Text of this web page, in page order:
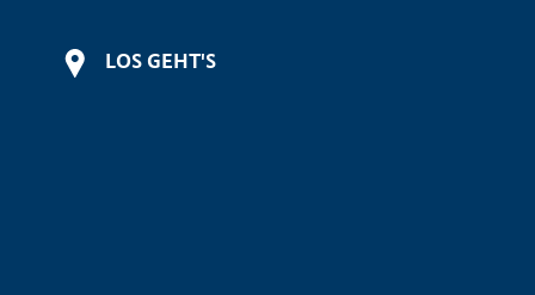
LOS GEHT'S